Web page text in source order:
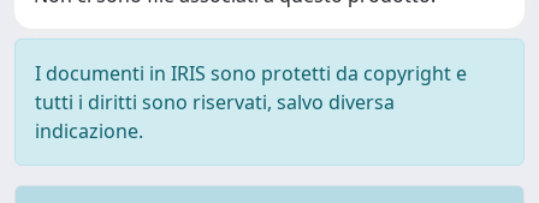
I documenti in IRIS sono protetti da copyright e
tutti i diritti sono riservati, salvo diversa
indicazione.